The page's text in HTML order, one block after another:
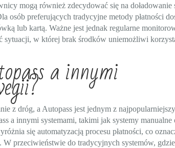
mogą również zdecydować się na doładowanie
osób preferujących tradycyjne metody płatności
lub kartą. Ważne jest jednak regularne
sytuacji, w której brak środków uniemożliwi
a innymi
z dróg, a Autopass jest jednym z
a innymi systemami, takimi jak systemy manualne
się automatyzacją procesu płatności, co
przeciwieństwie do tradycyjnych systemów, gdzie